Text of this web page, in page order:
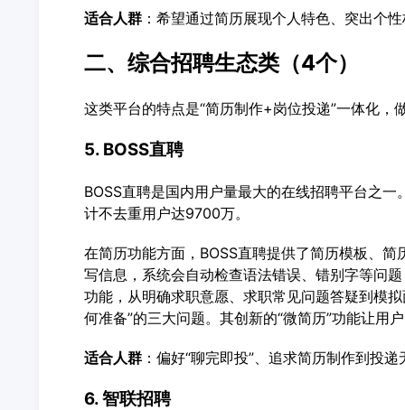
适合人群：希望通过简历展现个人特色、突出个
二、综合招聘生态类（4个）
这类平台的特点是“简历制作+岗位投递”一体化
5. BOSS直聘
BOSS直聘是国内用户量最大的在线招聘平台之
计不去重用户达9700万。
在简历功能方面，BOSS直聘提供了简历模板、
写信息，系统会自动检查语法错误、错别字等问
功能，从明确求职意愿、求职常见问题答疑到模
何准备”的三大问题。其创新的“微简历”功能让用
适合人群：偏好“聊完即投”、追求简历制作到投
6. 智联招聘